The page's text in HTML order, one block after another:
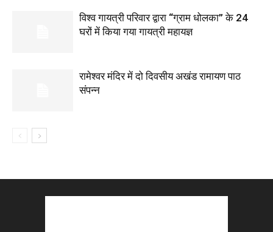
विश्व गायत्री परिवार द्वारा “ग्राम धोलका” के 24
घरों में किया गया गायत्री महायज्ञ
रामेश्वर मंदिर में दो दिवसीय अखंड रामायण पाठ
संपन्न